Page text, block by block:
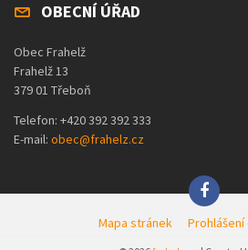
OBECNÍ ÚŘAD
Obec Frahelž
Frahelž 13
379 01 Třeboň
Telefon: +420 392 392 333
E-mail: obec@frahelz.cz
Mapa stránek